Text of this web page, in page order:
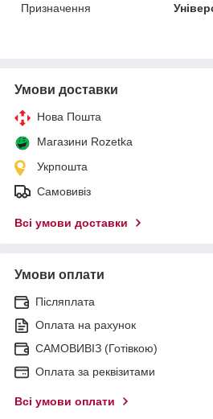
Призначення
Умови доставки
Нова Пошта
Магазини Rozetka
Укрпошта
Самовивіз
Всі умови доставки
Умови оплати
Післяплата
Оплата на рахунок
САМОВИВІЗ (Готівкою)
Оплата за реквізитами
Всі умови оплати